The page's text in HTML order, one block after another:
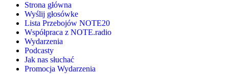
Strona główna
Wyślij głosówke
Lista Przebojów NOTE20
Współpraca z NOTE.radio
Wydarzenia
Podcasty
Jak nas słuchać
Promocja Wydarzenia